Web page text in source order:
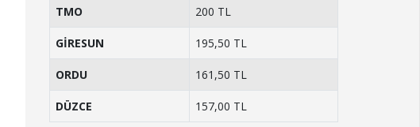
TMO 200 TL
GİRESUN 195,50 TL
ORDU 161,50 TL
DÜZCE 157,00 TL